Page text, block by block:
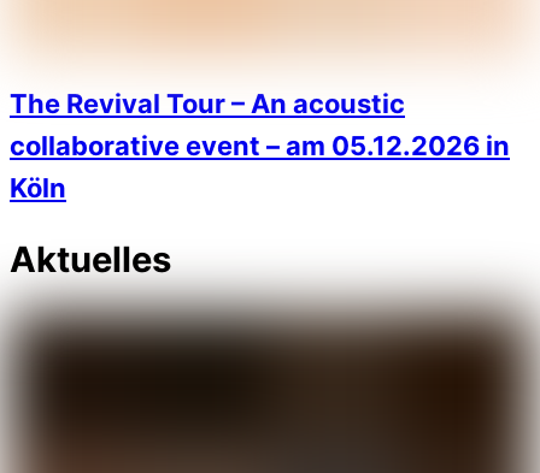
The Revival Tour – An acoustic
collaborative event – am 05.12.2026 in
Köln
Aktuelles